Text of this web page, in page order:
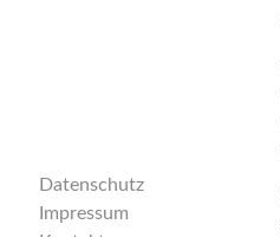
Datenschutz
Impressum